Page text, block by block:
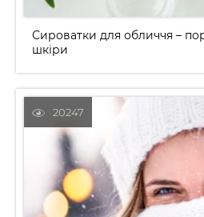
Сироватки для обличчя –
шкіри